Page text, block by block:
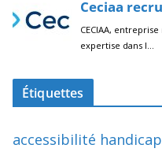
Étiquettes
accessibilité handicap